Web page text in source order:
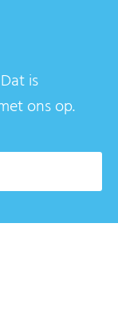
is
ons op.